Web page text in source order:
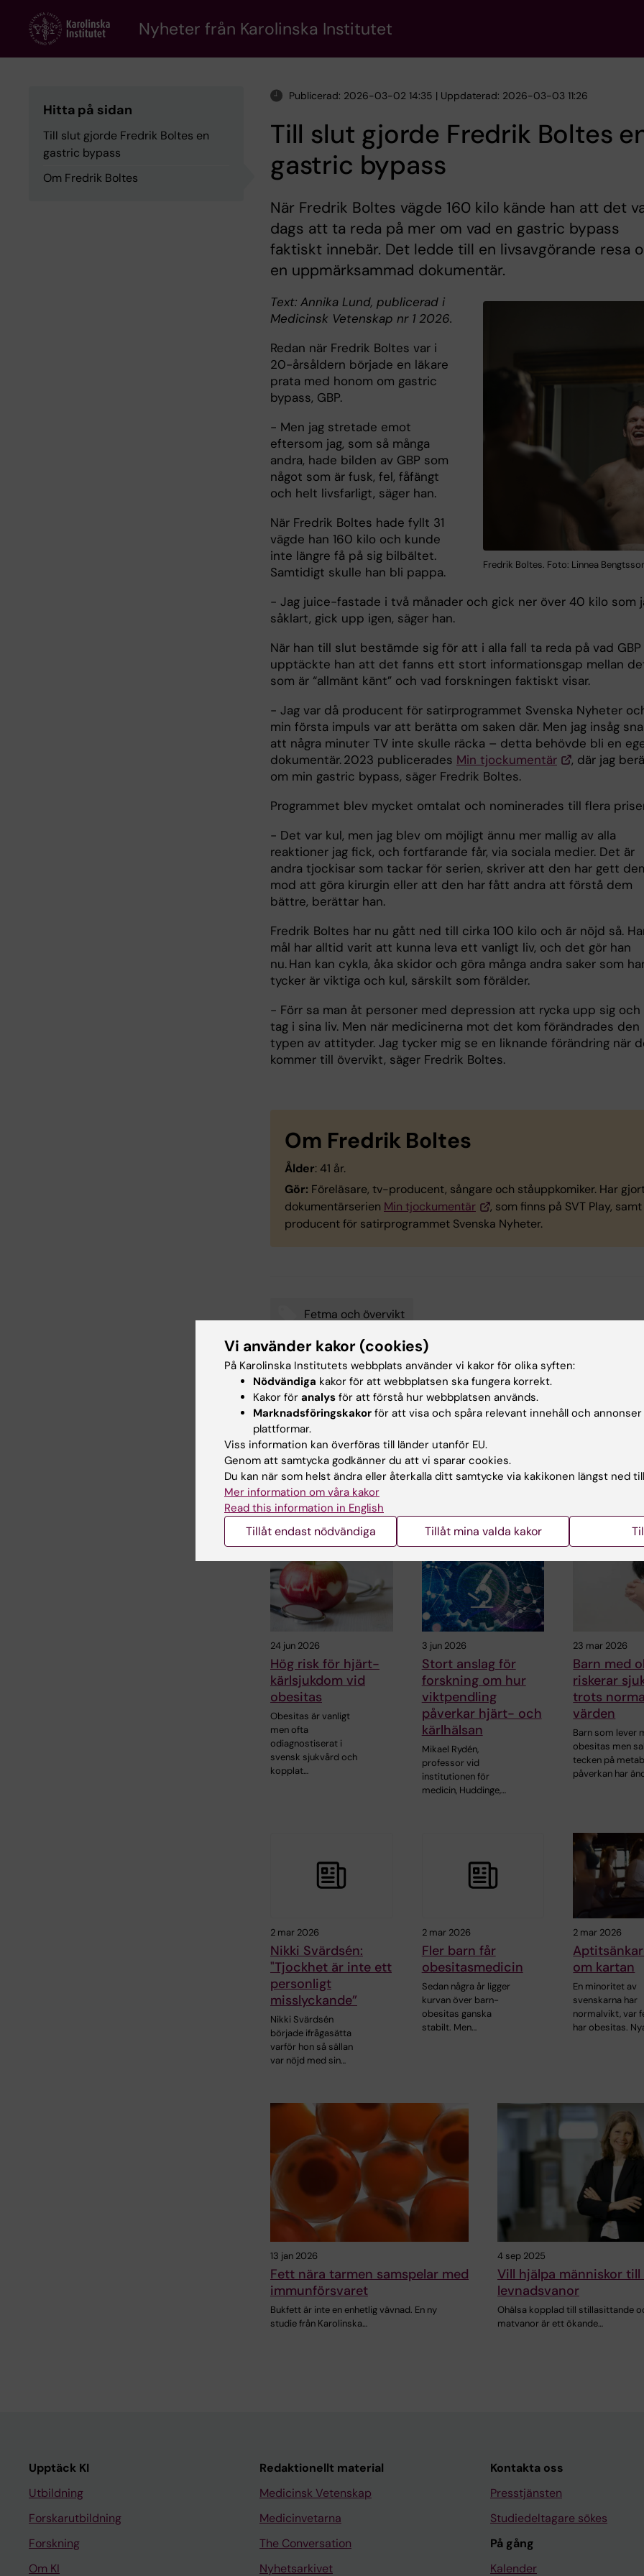
content
Nyheter från Karolinska Institutet
Hitta på sidan
Till slut gjorde Fredrik Boltes en
gastric bypass
Om Fredrik Boltes
Publicerad: 2026-03-02 14:35 | Uppdaterad: 2026-03-03 11:26
Till slut gjorde Fredrik Boltes
gastric bypass
När Fredrik Boltes vägde 160 kilo kände han att det
dags att ta reda på mer om vad en gastric bypass
faktiskt innebär. Det ledde till en livsavgörande resa
en uppmärksammad dokumentär.
Fredrik Boltes. Foto: Linnea
Text: Annika Lund, publicerad i
Medicinsk Vetenskap nr 1 2026.
Redan när Fredrik Boltes var i
20-årsåldern började en läkare
prata med honom om gastric
bypass, GBP.
- Men jag stretade emot
eftersom jag, som så många
andra, hade bilden av GBP som
något som är fusk, fel, fåfängt
och helt livsfarligt, säger han.
När Fredrik Boltes hade fyllt 31
vägde han 160 kilo och kunde
inte längre få på sig bilbältet.
Samtidigt skulle han bli pappa.
- Jag juice-fastade i två månader och gick ner över 40 kilo som
såklart, gick upp igen, säger han.
När han till slut bestämde sig för att i alla fall ta reda på vad GBP
upptäckte han att det fanns ett stort informationsgap mellan
som är “allmänt känt” och vad forskningen faktiskt visar.
- Jag var då producent för satirprogrammet Svenska Nyheter
min första impuls var att berätta om saken där. Men jag insåg
att några minuter TV inte skulle räcka – detta behövde bli en
dokumentär. 2023 publicerades Min tjockumentär
, där jag
om min gastric bypass, säger Fredrik Boltes.
Programmet blev mycket omtalat och nominerades till flera
- Det var kul, men jag blev om möjligt ännu mer mallig av alla
reaktioner jag fick, och fortfarande får, via sociala medier. Det är
andra tjockisar som tackar för serien, skriver att den har gett
mod att göra kirurgin eller att den har fått andra att förstå dem
bättre, berättar han.
Fredrik Boltes har nu gått ned till cirka 100 kilo och är nöjd så.
mål har alltid varit att kunna leva ett vanligt liv, och det gör han
nu. Han kan cykla, åka skidor och göra många andra saker som
tycker är viktiga och kul, särskilt som förälder.
- Förr sa man åt personer med depression att rycka upp sig och
tag i sina liv. Men när medicinerna mot det kom förändrades den
typen av attityder. Jag tycker mig se en liknande förändring när
kommer till övervikt, säger Fredrik Boltes.
Om Fredrik Boltes
Ålder: 41 år.
Gör: Föreläsare, tv-producent, sångare och ståuppkomiker. Har
dokumentärserien Min tjockumentär
, som finns på SVT Play,
producent för satirprogrammet Svenska Nyheter.
Tags
Fetma och övervikt
Uppdaterad av:
Cecilia Odlind 2026-03-03
Dela
Relaterade artiklar
24 jun 2026
Hög risk för hjärt-
kärlsjukdom vid
obesitas
Obesitas är vanligt
men ofta
odiagnostiserat i
svensk sjukvård och
kopplat…
3 jun 2026
Stort anslag för
forskning om hur
viktpendling
påverkar hjärt- och
kärlhälsan
Mikael Rydén,
professor vid
institutionen för
medicin, Huddinge,…
23 mar 2026
Barn med
riskerar
trots
värden
Barn som lever
obesitas men
tecken på
påverkan har
2 mar 2026
Nikki Svärdsén:
"Tjockhet är inte ett
personligt
misslyckande”
Nikki Svärdsén
började ifrågasätta
varför hon så sällan
var nöjd med sin…
2 mar 2026
Fler barn får
obesitasmedicin
Sedan några år ligger
kurvan över barn­
obesitas ganska
stabilt. Men…
2 mar 2026
om kartan
En minoritet av
svenskarna har
normalvikt, var
har obesitas.
13 jan 2026
Fett nära tarmen samspelar med
immunförsvaret
Bukfett är inte en enhetlig vävnad. En ny
studie från Karolinska…
4 sep 2025
Vill hjälpa människor
levnadsvanor
Ohälsa kopplad till stillasittande
matvanor är ett ökande…
Upptäck KI
Utbildning
Forskarutbildning
Forskning
Om KI
Redaktionellt material
Medicinsk Vetenskap
Medicinvetarna
The Conversation
Nyhetsarkivet
Kontakta oss
Presstjänsten
Studiedeltagare sökes
På gång
Kalender
Vi använder kakor (cookies)
På Karolinska Institutets webbplats använder vi kakor för olika syften:
Nödvändiga kakor för att webbplatsen ska fungera korrekt.
Kakor för analys för att förstå hur webbplatsen används.
Marknadsföringskakor för att visa och spåra relevant innehåll och
plattformar.
Viss information kan överföras till länder utanför EU.
Genom att samtycka godkänner du att vi sparar cookies.
Du kan när som helst ändra eller återkalla ditt samtycke via kakikonen längst ned
Mer information om våra kakor
Read this information in English
Tillåt endast nödvändiga Tillåt mina valda kakor